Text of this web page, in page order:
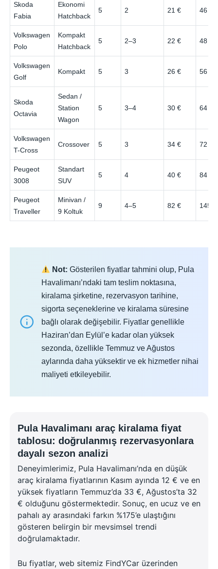
Skoda
Fabia
Ekonomi
Hatchback
5 2 21 € 46 €
Volkswagen
Polo
Kompakt
Hatchback
5 2–3 22 € 48 €
Volkswagen
Golf
Kompakt 5 3 26 € 56 €
Skoda
Octavia
Sedan /
Station
Wagon
5 3–4 30 € 64 €
Volkswagen
T-Cross
Crossover 5 3 34 € 72 €
Peugeot
3008
Standart
SUV
5 4 40 € 84 €
Peugeot
Traveller
Minivan /
9 Koltuk
9 4–5 82 € 145 €
Not: Gösterilen fiyatlar tahmini olup, Pula
Havalimanı’ndaki tam teslim noktasına,
kiralama şirketine, rezervasyon tarihine,
sigorta seçeneklerine ve kiralama süresine
bağlı olarak değişebilir. Fiyatlar genellikle
Haziran’dan Eylül’e kadar olan yüksek
sezonda, özellikle Temmuz ve Ağustos
aylarında daha yüksektir ve ek hizmetler nihai
maliyeti etkileyebilir.
Pula Havalimanı araç kiralama fiyat
tablosu: doğrulanmış rezervasyonlara
dayalı sezon analizi
Deneyimlerimiz, Pula Havalimanı’nda en düşük
araç kiralama fiyatlarının Kasım ayında 12 € ve en
yüksek fiyatların Temmuz’da 33 €, Ağustos’ta 32
€ olduğunu göstermektedir. Sonuç, en ucuz ve en
pahalı ay arasındaki farkın %175’e ulaştığını
gösteren belirgin bir mevsimsel trendi
doğrulamaktadır.
Bu fiyatlar, web sitemiz FindYCar üzerinden